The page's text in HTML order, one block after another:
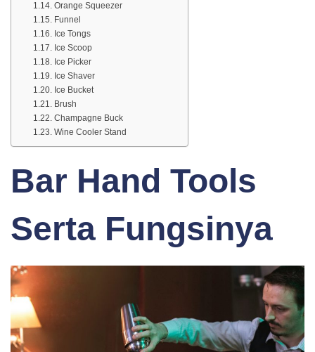
Orange Squeezer
Funnel
Ice Tongs
Ice Scoop
Ice Picker
Ice Shaver
Ice Bucket
Brush
Champagne Buck
Wine Cooler Stand
Bar Hand Tools
Serta Fungsinya